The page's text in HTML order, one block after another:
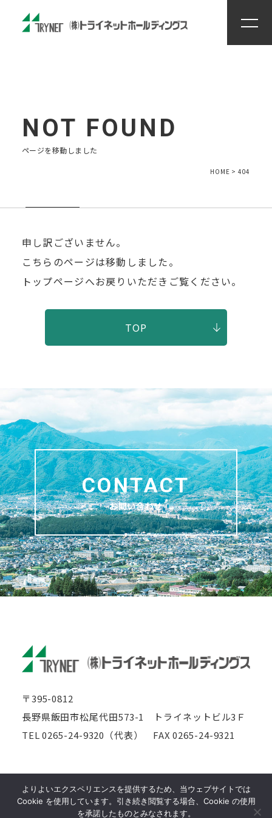
住まいる工房
ENTRY
ページを移動しました
HOME > 404
申し訳ございません。
こちらのページは移動しました。
トップページへお戻りいただきご覧ください。
TOP
お問い合わせ
〒395-0812
長野県飯田市松尾代田573-1
トライネットビル3Ｆ
TEL 0265-24-9320（代表） FAX 0265-24-9321
Googleのプライバシーポリシーと利用規約 が適用されます。
Copyright © 2013 TRYNET CORPORATION.
よりよいエクスペリエンスを提供するため、当ウェブサイトでは
Cookie を使用しています。引き続き閲覧する場合、Cookie の使用
を承諾したものとみなされます。